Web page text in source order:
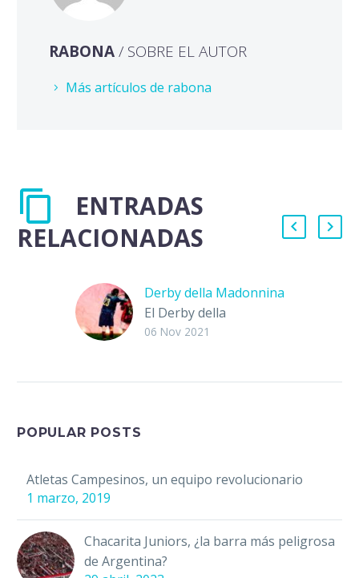
RABONA/ SOBRE EL AUTOR
Más artículos de rabona
ENTRADAS
RELACIONADAS
Derby della Madonnina
El Derby della
Madonnina es uno de
06 Nov 2021
POPULAR POSTS
Atletas Campesinos, un equipo revolucionario
1 marzo, 2019
Chacarita Juniors, ¿la barra más peligrosa
de Argentina?